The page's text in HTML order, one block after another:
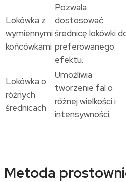
Lokówka z
wymiennymi
końcówkami
Pozwala
dostosować
średnicę lokówki
preferowanego
efektu.
Lokówka o
różnych
średnicach
Umożliwia
tworzenie fal o
różnej wielkości i
intensywności.
Metoda